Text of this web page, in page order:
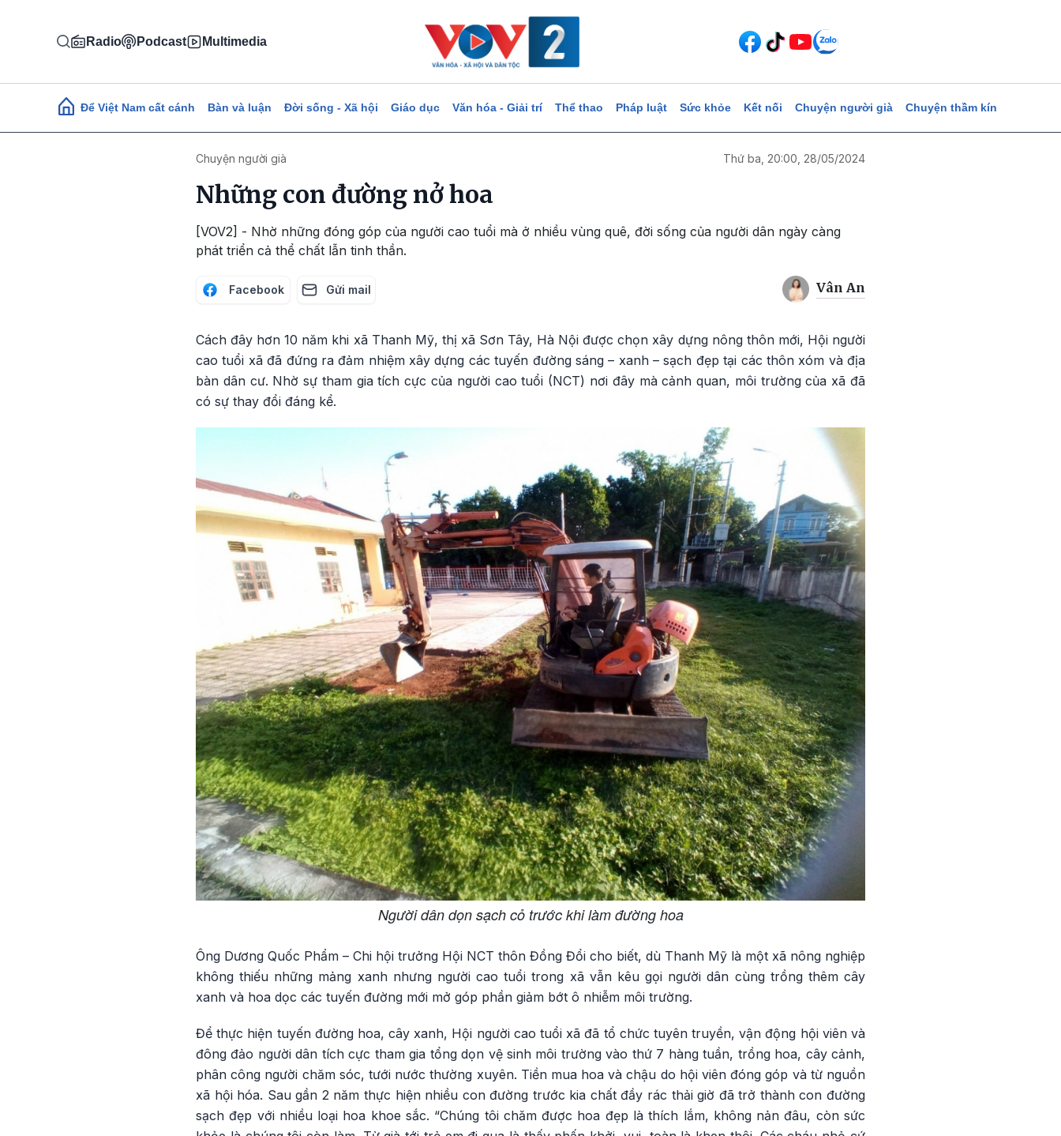
Radio Podcast Multimedia
Main navigation
Để Việt Nam cất cánh Bàn và luận Đời sống - Xã hội Giáo dục Văn hóa - Giải trí Thể thao Pháp luật Sức khỏe Kết nối Chuyện người già Chuyện thầm kín
Chuyện người già Thứ ba, 20:00, 28/05/2024
Những con đường nở hoa
[VOV2] - Nhờ những đóng góp của người cao tuổi mà ở nhiều vùng quê, đời sống của người dân ngày càng
phát triển cả thể chất lẫn tinh thần.
Facebook Gửi mail Vân An
Cách đây hơn 10 năm khi xã Thanh Mỹ, thị xã Sơn Tây, Hà Nội được chọn xây dựng nông thôn mới, Hội người
cao tuổi xã đã đứng ra đảm nhiệm xây dựng các tuyến đường sáng – xanh – sạch đẹp tại các thôn xóm và địa
bàn dân cư. Nhờ sự tham gia tích cực của người cao tuổi (NCT) nơi đây mà cảnh quan, môi trường của xã đã
có sự thay đổi đáng kể.
Người dân dọn sạch cỏ trước khi làm đường hoa
Ông Dương Quốc Phẩm – Chi hội trưởng Hội NCT thôn Đồng Đổi cho biết, dù Thanh Mỹ là một xã nông nghiệp
không thiếu những mảng xanh nhưng người cao tuổi trong xã vẫn kêu gọi người dân cùng trồng thêm cây
xanh và hoa dọc các tuyến đường mới mở góp phần giảm bớt ô nhiễm môi trường.
Để thực hiện tuyến đường hoa, cây xanh, Hội người cao tuổi xã đã tổ chức tuyên truyền, vận động hội viên và
đông đảo người dân tích cực tham gia tổng dọn vệ sinh môi trường vào thứ 7 hàng tuần, trồng hoa, cây cảnh,
phân công người chăm sóc, tưới nước thường xuyên. Tiền mua hoa và chậu do hội viên đóng góp và từ nguồn
xã hội hóa. Sau gần 2 năm thực hiện nhiều con đường trước kia chất đầy rác thải giờ đã trở thành con đường
sạch đẹp với nhiều loại hoa khoe sắc. “Chúng tôi chăm được hoa đẹp là thích lắm, không nản đâu, còn sức